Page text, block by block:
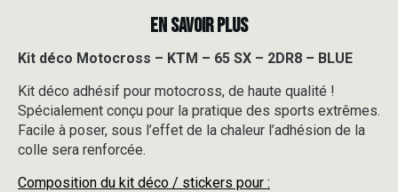
65
-
2DR8
-
BLUE
EN SAVOIR PLUS
Kit déco Motocross – KTM – 65 SX – 2DR8 – BLUE
Kit déco adhésif pour motocross, de haute qualité !
Spécialement conçu pour la pratique des sports extrêmes.
Facile à poser, sous l’effet de la chaleur l’adhésion de la
colle sera renforcée.
Composition du kit déco / stickers pour :